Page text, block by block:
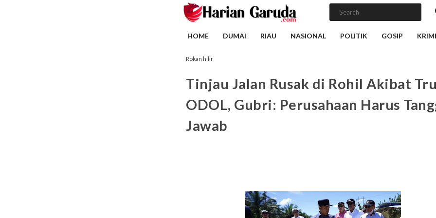
HOME DUMAI RIAU NASIONAL POLITIK GOSIP
Rokan hilir
Tinjau Jalan Rusak di Rohil Akibat
ODOL, Gubri: Perusahaan Harus
Jawab